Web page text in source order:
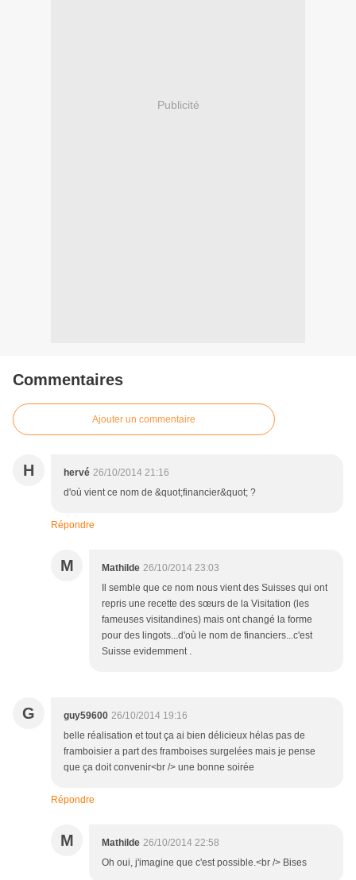
Publicité
Commentaires
Ajouter un commentaire
H hervé 26/10/2014 21:16
d'où vient ce nom de &quot;financier&quot; ?
Répondre
M Mathilde 26/10/2014 23:03
Il semble que ce nom nous vient des Suisses qui ont
repris une recette des sœurs de la Visitation (les
fameuses visitandines) mais ont changé la forme
pour des lingots...d'où le nom de financiers...c'est
Suisse evidemment .
G guy59600 26/10/2014 19:16
belle réalisation et tout ça ai bien délicieux hélas pas de
framboisier a part des framboises surgelées mais je pense
que ça doit convenir<br /> une bonne soirée
Répondre
M Mathilde 26/10/2014 22:58
Oh oui, j'imagine que c'est possible.<br /> Bises